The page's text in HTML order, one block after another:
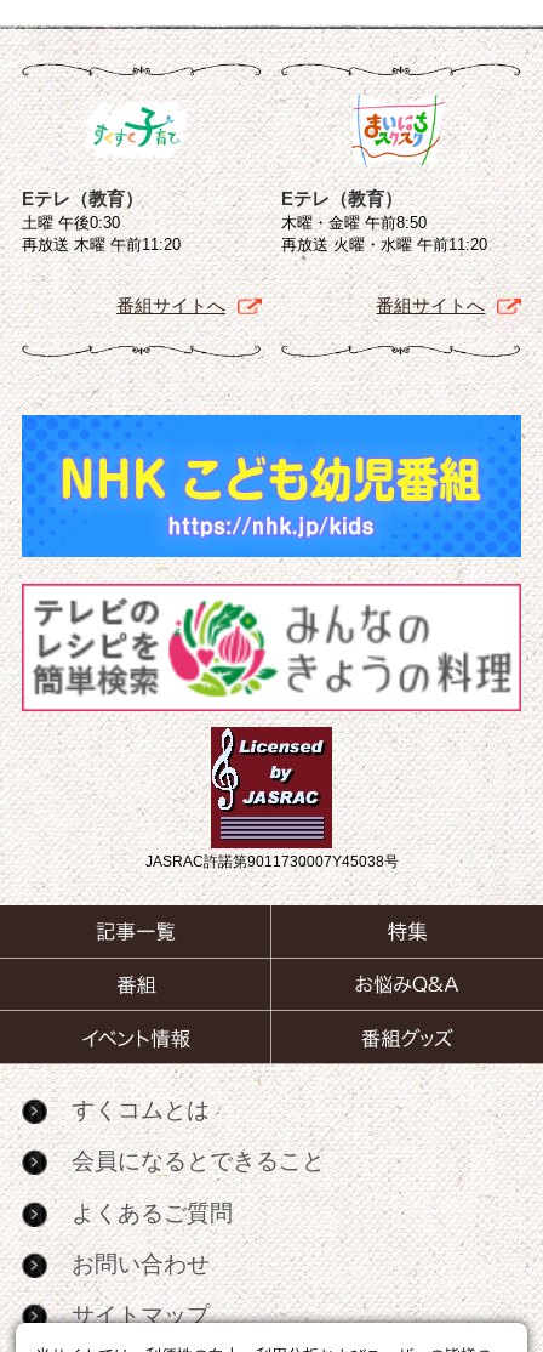
Eテレ（教育）
土曜 午後0:30
再放送 木曜 午前11:20
番組サイトへ
Eテレ（教育）
木曜・金曜 午前8:50
再放送 火曜・水曜 午前11:20
番組サイトへ
JASRAC許諾第9011730007Y45038号
すくコムとは
会員になるとできること
よくあるご質問
お問い合わせ
サイトマップ